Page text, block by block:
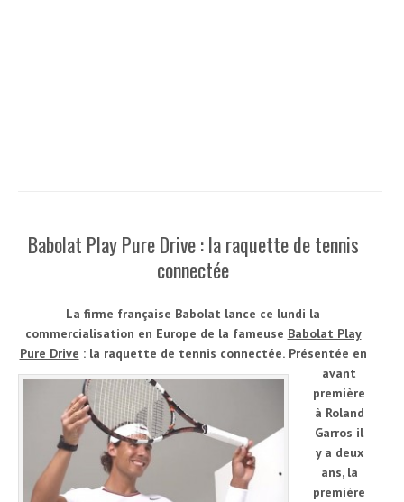
Babolat Play Pure Drive : la raquette de tennis
connectée
La firme française Babolat lance ce lundi la
commercialisation en Europe de la fameuse Babolat Play
Pure Drive : la raquette de tennis connectée.Présentée en
avant
première
à Roland
Garros il
y a deux
ans, la
première